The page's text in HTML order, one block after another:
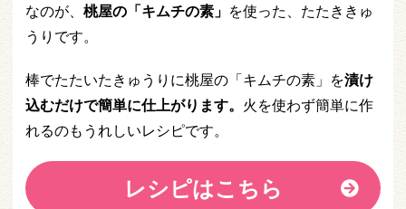
なのが、 桃屋の「キムチの素」 を使った、たたききゅ
うりです。
棒でたたいたきゅうりに桃屋の「キムチの素」を漬け
込むだけで簡単に仕上がります。 火を使わず簡単に作
れるのもうれしいレシピです。
レシピはこちら